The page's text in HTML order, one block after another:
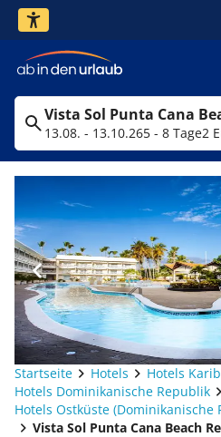
13.08. - 13.10.265 - 8 Tage2
Startseite Hotels
Hotels
Hotels Dominikanische Republik
Hotels Ostküste (Dominikanische
Vista Sol Punta Cana Beach